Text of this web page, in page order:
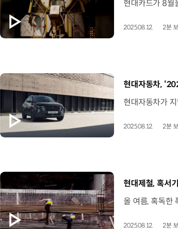
2025.08.12. 2분 보
[동영상]
현대자동차,
2025.08.12. 2분 보
[동영상]
현대제철, 혹서
2025.08.12. 2분